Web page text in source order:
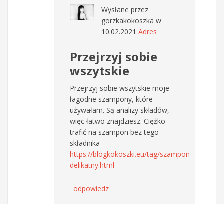
Wysłane przez
gorzkakokoszka w
10.02.2021 Adres
Przejrzyj sobie
wszytskie
Przejrzyj sobie wszytskie moje
łagodne szampony, które
używałam. Są analizy składów,
więc łatwo znajdziesz. Ciężko
trafić na szampon bez tego
składnika
https://blogkokoszki.eu/tag/szampon-
delikatny.html
odpowiedz